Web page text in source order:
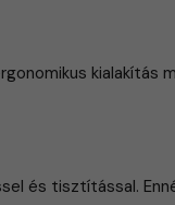
kialakítás
és tisztítással.